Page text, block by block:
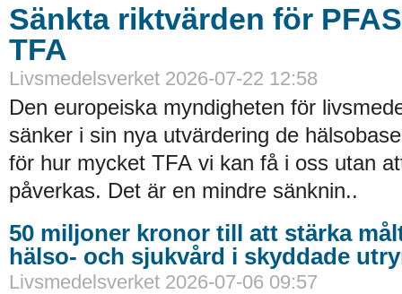
Sänkta riktvärden för
TFA
Livsmedelsverket 2026-07-22 12:58
Den europeiska myndigheten för
sänker i sin nya utvärdering de
för hur mycket TFA vi kan få i oss utan
påverkas. Det är en mindre sänknin..
50 miljoner kronor till att stärka
hälso- och sjukvård i skyddade
Livsmedelsverket 2026-07-06 09:57